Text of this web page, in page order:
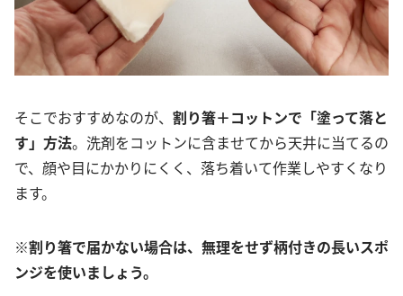
そこでおすすめなのが、 割り箸＋コットンで「塗って落と
す」方法。洗剤をコットンに含ませてから天井に当てるの
で、顔や目にかかりにくく、落ち着いて作業しやすくなり
ます。
※割り箸で届かない場合は、無理をせず柄付きの長いスポ
ンジを使いましょう。